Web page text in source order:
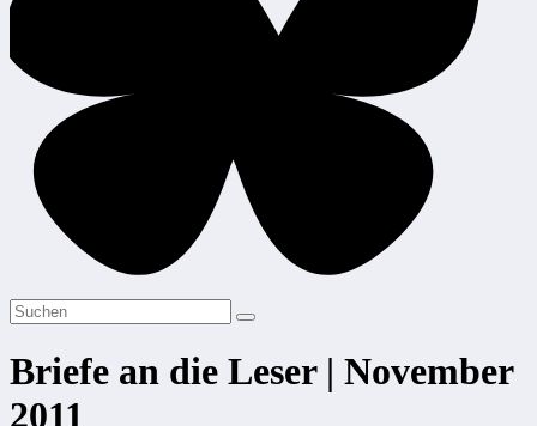
Briefe an die Leser | November
2011